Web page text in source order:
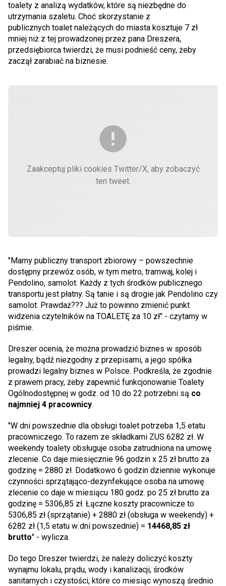
toalety z analizą wydatków, które są niezbędne do
utrzymania szaletu. Choć skorzystanie z
publicznych toalet należących do miasta kosztuje 7 zł
mniej niż z tej prowadzonej przez pana Dreszera,
przedsiębiorca twierdzi, że musi podnieść ceny, żeby
zaczął zarabiać na biznesie.
Zaakceptuj pliki cookies Twitter/X, aby zobaczyć
ten tweet.
"Mamy publiczny transport zbiorowy – powszechnie
dostępny przewóz osób, w tym metro, tramwaj, kolej i
Pendolino, samolot. Każdy z tych środków publicznego
transportu jest płatny. Są tanie i są drogie jak Pendolino czy
samolot. Prawdaż??? Już to powinno zmienić punkt
widzenia czytelników na TOALETĘ za 10 zł" - czytamy w
piśmie.
Dreszer ocenia, że można prowadzić biznes w sposób
legalny, bądź niezgodny z przepisami, a jego spółka
prowadzi legalny biznes w Polsce. Podkreśla, że zgodnie
z prawem pracy, żeby zapewnić funkcjonowanie Toalety
Ogólnodostępnej w godz. od 10 do 22 potrzebni są co
najmniej 4 pracownicy.
"W dni powszednie dla obsługi toalet potrzeba 1,5 etatu
pracowniczego. To razem ze składkami ZUS 6282 zł. W
weekendy toalety obsługuje osoba zatrudniona na umowę
zlecenie. Co daje miesięcznie 96 godzin x 25 zł brutto za
godzinę = 2880 zł. Dodatkowo 6 godzin dziennie wykonuje
czynności sprzątająco-dezynfekujące osoba na umowę
zlecenie co daje w miesiącu 180 godz. po 25 zł brutto za
godzinę = 5306,85 zł. Łączne koszty pracownicze to
5306,85 zł (sprzątanie) + 2880 zł (obsługa w weekendy) +
6282 zł (1,5 etatu w dni powszednie) = 14468,85 zł
brutto" - wylicza.
Do tego Dreszer twierdzi, że należy doliczyć koszty
wynajmu lokalu, prądu, wody i kanalizacji, środków
sanitarnych i czystości, które co miesiąc wynoszą średnio